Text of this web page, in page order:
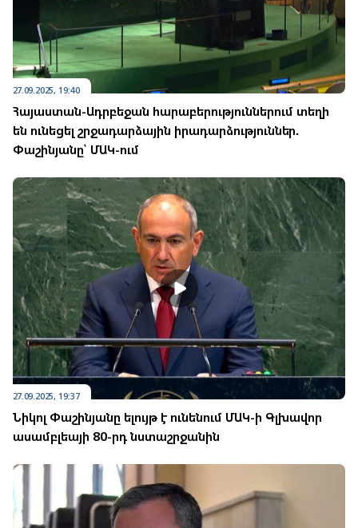
27.09.2025, 19:40
Հայաստան-Ադրբեջան հարաբերություններում տեղի
են ունեցել շրջադարձային իրադարձություններ.
Փաշինյանը՝ ՄԱԿ-ում
27.09.2025, 19:37
Նիկոլ Փաշինյանը ելույթ է ունենում ՄԱԿ-ի Գլխավոր
ասամբլեայի 80-րդ նստաշրջանին